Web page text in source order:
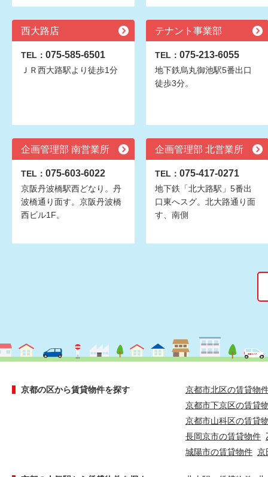
西大路店
TEL： 075-585-6501
ＪＲ西大路駅より徒歩1分
テナント事業部
TEL： 075-213-6055
地下鉄烏丸御池駅5番出口
徒歩3分。
企画管理部 南営業所
TEL： 075-603-6022
京阪丹波橋駅西どなり。丹
波橋通り面す。京阪丹波橋
西ビル1F。
企画管理部 北営業所
TEL： 075-417-0271
地下鉄「北大路駅」5番出
口東へスグ。北大路通り面
す、南側
京都の区から賃貸物件を探す
京都市北区の賃貸物
京都市下京区の賃貸
京都市山科区の賃貸
長岡京市の賃貸物件
城陽市の賃貸物件 京